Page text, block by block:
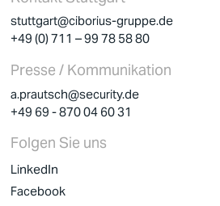
stuttgart@ciborius-gruppe.de
+49 (0) 711 – 99 78 58 80
Presse / Kommunikation
a.prautsch@security.de
+49 69 - 870 04 60 31
Folgen Sie uns
LinkedIn
Facebook